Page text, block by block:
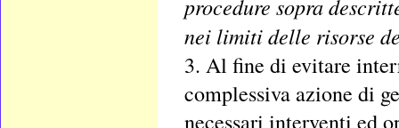
procedure sopra
nei limiti delle risorse
3. Al fine di evitare
complessiva azione di
necessari interventi ed